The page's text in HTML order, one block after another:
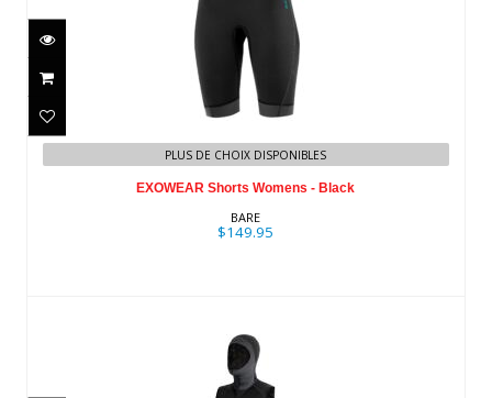
$149.95
PLUS DE CHOIX DISPONIBLES
EXOWEAR Shorts Womens - Black
BARE
$149.95